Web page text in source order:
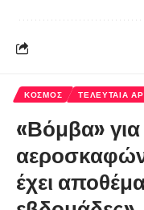
ΚΟΣΜΟΣ ΤΕΛΕΥΤΑΙΑ
«Βόμβα»
έχει